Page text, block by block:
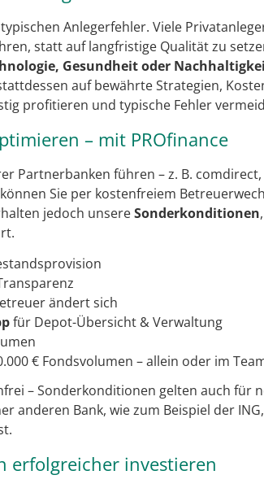
Anlegerfehler. Viele
statt auf langfristige Qualität zu
Gesundheit oder
auf bewährte Strategien,
profitieren und typische Fehler
– mit PROfinance
Partnerbanken führen – z. B. comdirect,
Sie per kostenfreiem
jedoch unsereSonderkonditionen
ändert sich
für Depot-Übersicht & Verwaltung
€ Fondsvolumen – allein oder im
– Sonderkonditionen gelten auch für
anderen Bank, wie zum Beispiel der
erfolgreicher investieren